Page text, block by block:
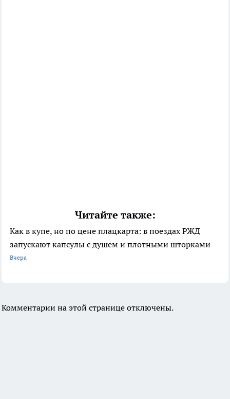
Читайте также:
Как в купе, но по цене плацкарта: в поездах РЖД
запускают капсулы с душем и плотными шторками
Вчера
Комментарии на этой странице отключены.